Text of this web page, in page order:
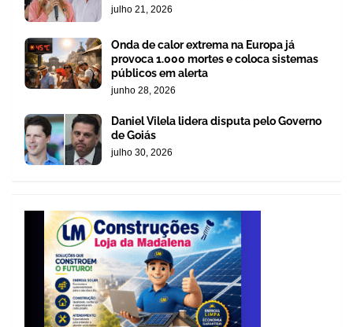
julho 21, 2026
Onda de calor extrema na Europa já
provoca 1.000 mortes e coloca sistemas
públicos em alerta
junho 28, 2026
Daniel Vilela lidera disputa pelo Governo
de Goiás
julho 30, 2026